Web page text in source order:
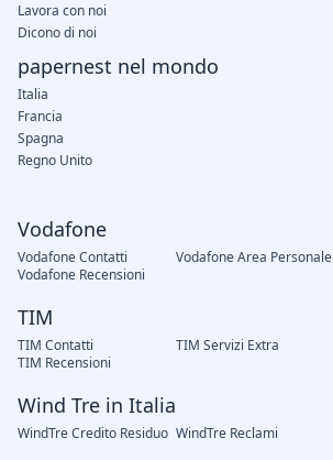
Vodafone
Vodafone Contatti Vodafone Area Personale
Vodafone Recensioni
TIM
TIM Contatti TIM Servizi Extra
TIM Recensioni
Wind Tre in Italia
WindTre Credito Residuo WindTre Reclami
Lavora con noi
Dicono di noi
papernest nel mondo
Italia
Francia
Spagna
Regno Unito